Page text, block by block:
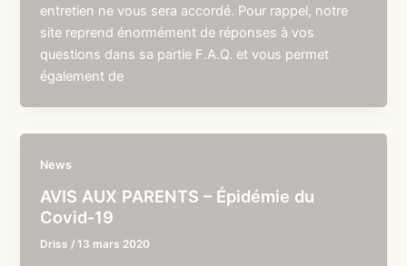
entretien ne vous sera accordé. Pour rappel, notre
site reprend énormément de réponses à vos
questions dans sa partie F.A.Q. et vous permet
également de
News
AVIS AUX PARENTS – Épidémie du
Covid-19
Driss /13 mars 2020